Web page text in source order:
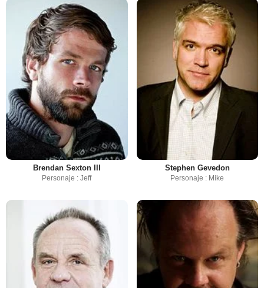
Brendan Sexton III
Personaje : Jeff
Stephen Gevedon
Personaje : Mike